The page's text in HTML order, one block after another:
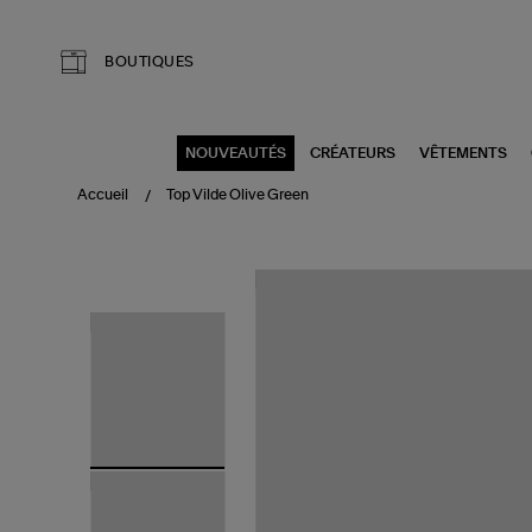
BOUTIQUES
NOUVEAUTÉS CRÉATEURS VÊTEMENTS
Accueil Top Vilde Olive Green